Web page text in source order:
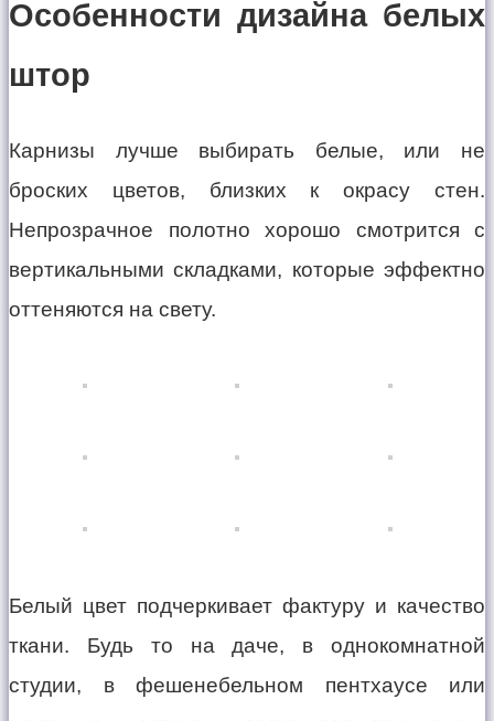
Особенности дизайна белых
штор
Карнизы лучше выбирать белые, или не
броских цветов, близких к окрасу стен.
Непрозрачное полотно хорошо смотрится с
вертикальными складками, которые эффектно
оттеняются на свету.
Белый цвет подчеркивает фактуру и качество
ткани. Будь то на даче, в однокомнатной
студии, в фешенебельном пентхаусе или